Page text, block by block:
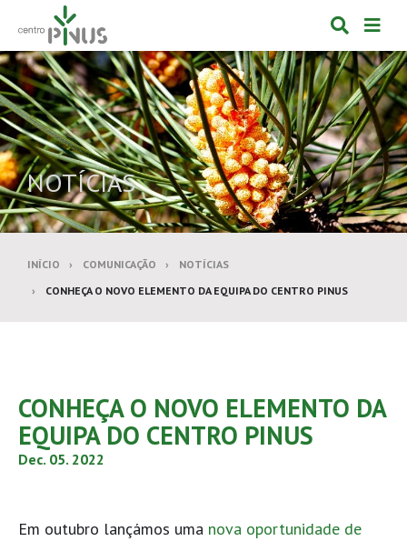
Alternar
de
de
NOTÍCIAS
INÍCIO COMUNICAÇÃO
NOTÍCIAS
CONHEÇA O NOVO ELEMENTO DA EQUIPA DO CENTRO PINUS
CONHEÇA O NOVO ELEMENTO DA
EQUIPA DO CENTRO PINUS
Dec. 05. 2022
Em outubro lançámos uma nova oportunidade de